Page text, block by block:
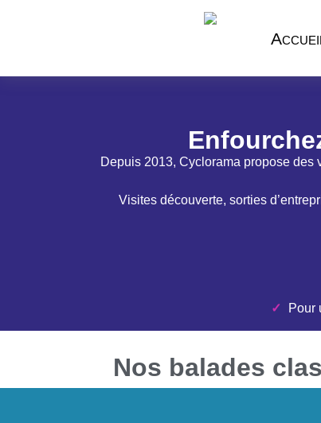
Accueil
Depuis 2013, Cyclorama propose des
Visites découverte, sorties
Pour
Nos balades